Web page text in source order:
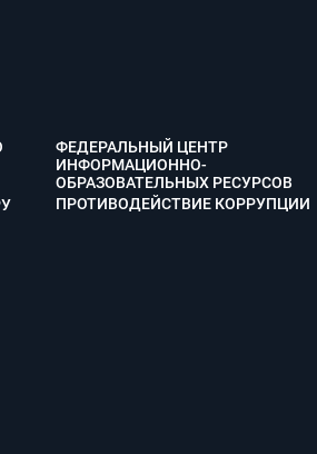
ФЕДЕРАЛЬНЫЙ ЦЕНТР
ИНФОРМАЦИОННО-
ОБРАЗОВАТЕЛЬНЫХ РЕСУРСОВ
ПРОТИВОДЕЙСТВИЕ КОРРУПЦИИ